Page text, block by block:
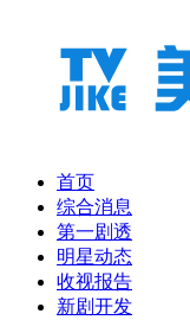
首页
综合消息
第一剧透
明星动态
收视报告
新剧开发